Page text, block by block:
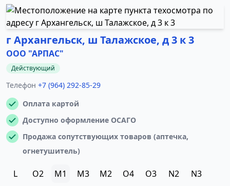
г Архангельск, ш Талажское, д 3 к 3
ООО "АРПАС"
Действующий
Телефон +7 (964) 292-85-29
Оплата картой
Доступно оформление ОСАГО
Продажа сопутствующих товаров (аптечка,
огнетушитель)
L O2 M1 M3 M2 O4 O3 N2
N3